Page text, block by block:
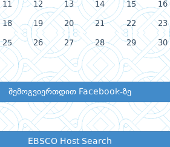
11 12 13 14 15 16
18 19 20 21 22 23
25 26 27 28 29 30
შემოგვიერთდით Facebook-ზე
EBSCO Host Search